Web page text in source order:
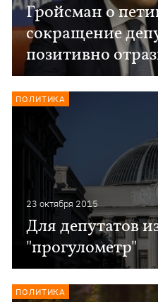
Гройсман о
сокращение
позитивно
23 октября 2015
Для депутатов
"прогулометр"
ПОЛИТИКА
ПОЛИТИКА